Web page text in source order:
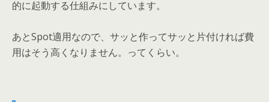
的に起動する仕組みにしています。
あとSpot適用なので、サッと作ってサッと片付ければ費
用はそう高くなりません。ってくらい。